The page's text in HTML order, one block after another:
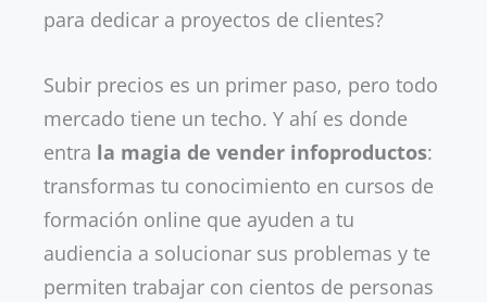
para dedicar a proyectos de clientes?
Subir precios es un primer paso, pero todo
mercado tiene un techo. Y ahí es donde
entra la magia de vender infoproductos:
transformas tu conocimiento en cursos de
formación online que ayuden a tu
audiencia a solucionar sus problemas y te
permiten trabajar con cientos de personas